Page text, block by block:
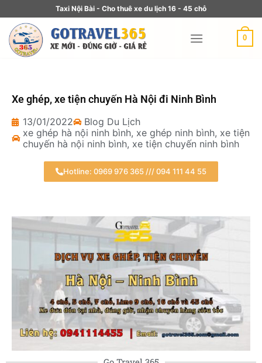
Taxi Nội Bài - Cho thuê xe du lịch 16 - 45 chỗ
0
Xe ghép, xe tiện chuyến Hà Nội đi Ninh Bình
13/01/2022
Blog Du Lịch
xe ghép hà nội ninh bình, xe ghép ninh bình, xe tiện
chuyến hà nội ninh bình, xe tiện chuyến ninh bình
Hotline: 0969 976 365 /// 094 111 44 55